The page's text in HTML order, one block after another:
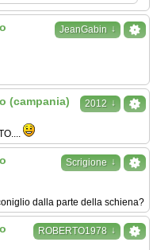
JeanGabin ↓
2012 ↓
(campania)
Scrigione ↓
dalla parte della schiena?
ROBERTO1978 ↓